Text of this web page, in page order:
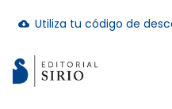
cloud_download Utiliza tu código de
hay resultados